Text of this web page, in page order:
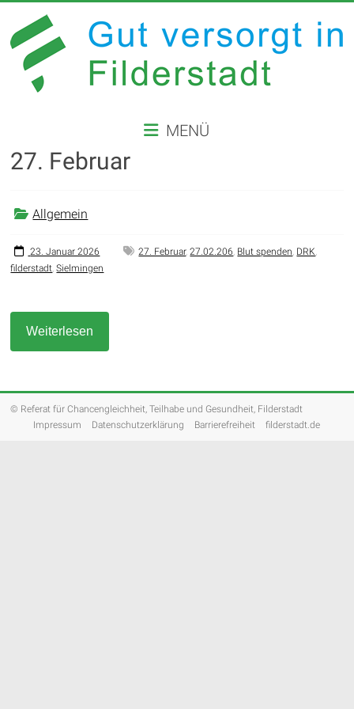
Inhalt
springen
VERSORGT
IN
FILDERSTADT
der
Stadt
MENÜ
27. Februar
Allgemein
23. Januar 2026 27. Februar,27.02.206, Blut spenden, DRK,
filderstadt,Sielmingen
Weiterlesen
© Referat für Chancengleichheit, Teilhabe und Gesundheit, Filderstadt
Impressum
Datenschutzerklärung Barrierefreiheit filderstadt.de